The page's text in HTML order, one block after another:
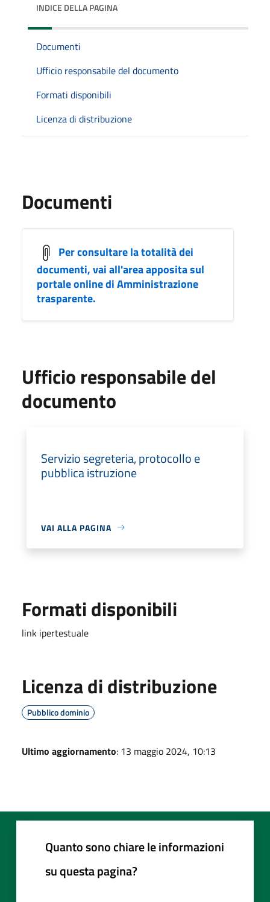
INDICE DELLA PAGINA
Documenti
Ufficio responsabile del documento
Formati disponibili
Licenza di distribuzione
Documenti
Per consultare la totalità dei
documenti, vai all'area apposita sul
portale online di Amministrazione
trasparente.
Ufficio responsabile del
documento
Servizio segreteria, protocollo e
pubblica istruzione
VAI ALLA PAGINA
Formati disponibili
link ipertestuale
Licenza di distribuzione
Pubblico dominio
Ultimo aggiornamento: 13 maggio 2024, 10:13
Quanto sono chiare le informazioni
su questa pagina?